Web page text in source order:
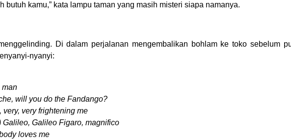
butuh kamu,” kata lampu taman yang masih misteri siapa namanya.
Di dalam perjalanan mengembalikan bohlam ke toko sebelum
nyanyi:
man
will you do the Fandango?
very frightening me
Galileo Figaro, magnifico
loves me